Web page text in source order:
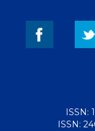
ISSN:
ISSN: